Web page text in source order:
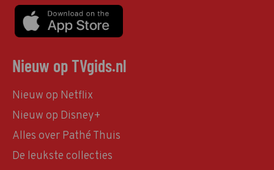
Nieuw op TVgids.nl
Nieuw op Netflix
Nieuw op Disney+
Alles over Pathé Thuis
De leukste collecties